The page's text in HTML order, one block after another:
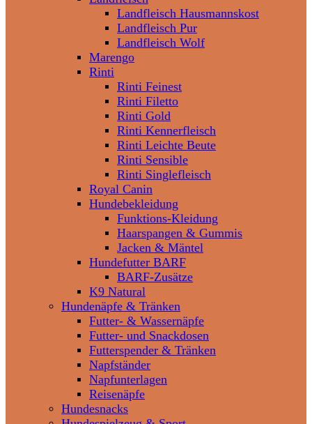
Landfleisch Hausmannskost
Landfleisch Pur
Landfleisch Wolf
Marengo
Rinti
Rinti Feinest
Rinti Filetto
Rinti Gold
Rinti Kennerfleisch
Rinti Leichte Beute
Rinti Sensible
Rinti Singlefleisch
Royal Canin
Hundebekleidung
Funktions-Kleidung
Haarspangen & Gummis
Jacken & Mäntel
Hundefutter BARF
BARF-Zusätze
K9 Natural
Hundenäpfe & Tränken
Futter- & Wassernäpfe
Futter- und Snackdosen
Futterspender & Tränken
Napfständer
Napfunterlagen
Reisenäpfe
Hundesnacks